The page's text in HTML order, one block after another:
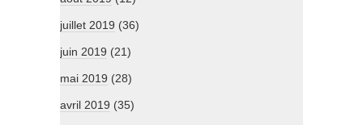
juillet 2019 (36)
juin 2019 (21)
mai 2019 (28)
avril 2019 (35)